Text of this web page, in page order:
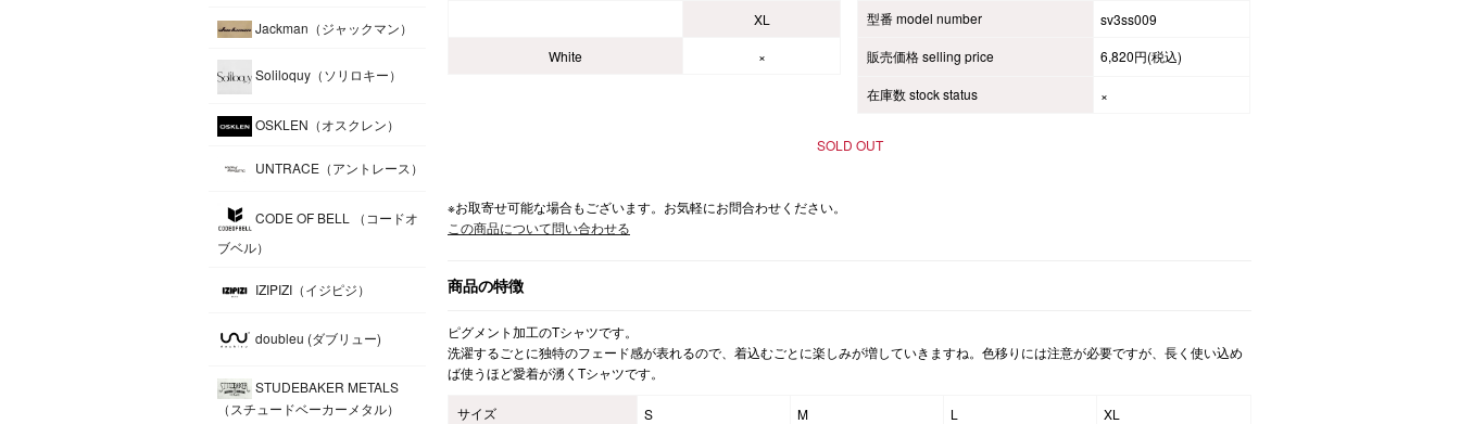
Jackman（ジャックマン）
Soliloquy（ソリロキー）
OSKLEN（オスクレン）
UNTRACE（アントレース）
CODE OF BELL （コードオ
ブベル）
IZIPIZI（イジピジ）
doubleu (ダブリュー)
STUDEBAKER METALS
（スチュードベーカーメタル）
XL
White
×
型番 model number
sv3ss009
販売価格 selling price
6,820円(税込)
在庫数 stock status ×
SOLD OUT
※お取寄せ可能な場合もございます。お気軽にお問合わせください。
この商品について問い合わせる
商品の特徴
ピグメント加工のTシャツです。
洗濯するごとに独特のフェード感が表れるので、着込むごとに楽しみが増していきますね。色移りには注意が必要ですが、長く使い込め
ば使うほど愛着が湧くTシャツです。
サイズ S M L
XL